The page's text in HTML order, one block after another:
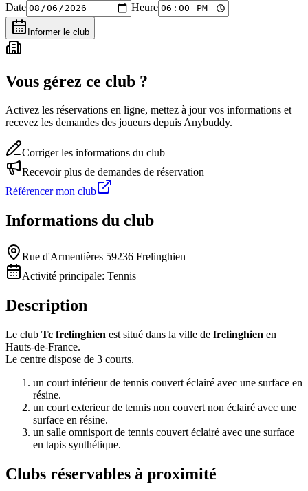
Date Heure
Informer le club
Vous gérez ce club ?
Activez les réservations en ligne, mettez à jour vos informations et
recevez les demandes des joueurs depuis Anybuddy.
Corriger les informations du club
Recevoir plus de demandes de réservation
Référencer mon club
Informations du club
Rue d'Armentières 59236 Frelinghien
Activité principale: Tennis
Description
Le club Tc frelinghien est situé dans la ville de frelinghien en
Hauts-de-France.
Le centre dispose de 3 courts.
un court intérieur de tennis couvert éclairé avec une surface en
résine.
un court exterieur de tennis non couvert non éclairé avec une
surface en résine.
un salle omnisport de tennis couvert éclairé avec une surface
en tapis synthétique.
Clubs réservables à proximité